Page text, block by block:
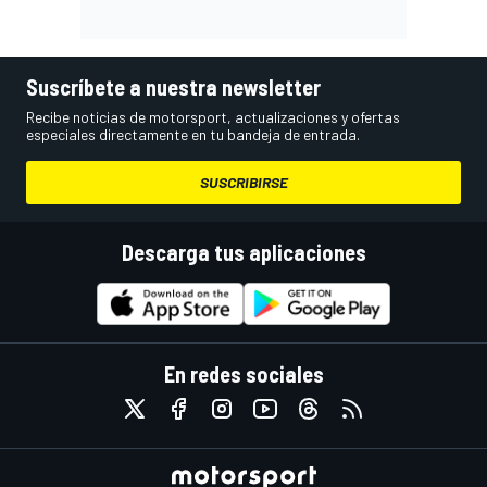
Suscríbete a nuestra newsletter
Recibe noticias de motorsport, actualizaciones y ofertas
especiales directamente en tu bandeja de entrada.
SUSCRIBIRSE
Descarga tus aplicaciones
En redes sociales